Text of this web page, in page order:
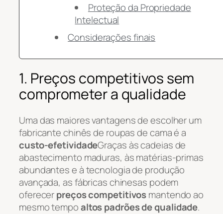
Proteção da Propriedade
Intelectual
Considerações finais
1. Preços competitivos sem
comprometer a qualidade
Uma das maiores vantagens de escolher um
fabricante chinês de roupas de cama é a
custo-efetividadeGraças às cadeias de
abastecimento maduras, às matérias-primas
abundantes e à tecnologia de produção
avançada, as fábricas chinesas podem
oferecerpreços competitivosmantendo ao
mesmo tempoaltos padrões de qualidade.